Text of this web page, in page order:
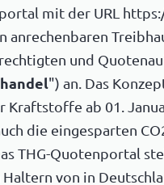
mit der URL
anrechenbaren
und
") an. Das
ab 01.
die eingesparten
THG-Quotenportal
von in